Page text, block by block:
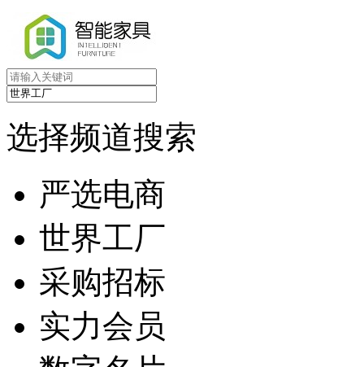
选择频道搜索
严选电商
世界工厂
采购招标
实力会员